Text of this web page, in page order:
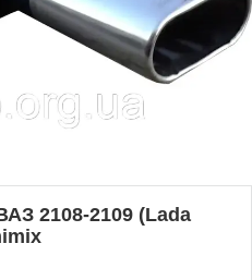
2108-2109 (Lada